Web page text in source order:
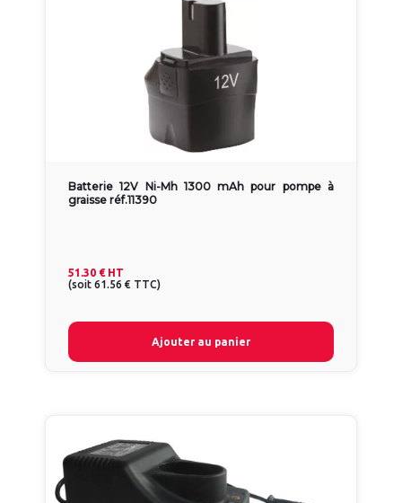
Batterie 12V Ni-Mh 1300 mAh pour pompe à
graisse réf.11390
51.30 € HT
(soit 61.56 € TTC)
Ajouter au panier